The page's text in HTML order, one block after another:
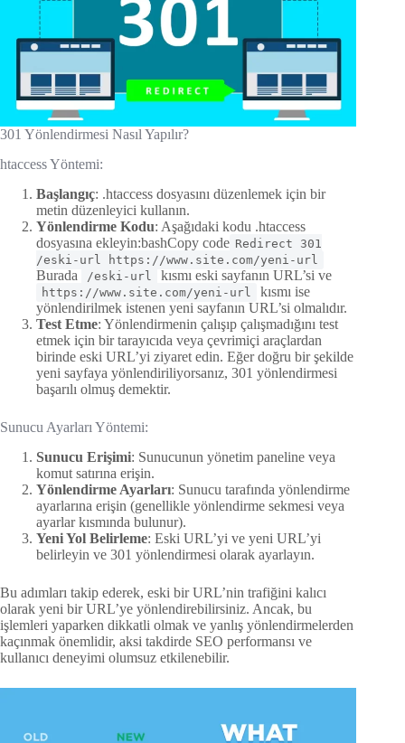
301 Yönlendirmesi Nasıl Yapılır?
htaccess Yöntemi:
Başlangıç: .htaccess dosyasını düzenlemek için bir
metin düzenleyici kullanın.
Yönlendirme Kodu: Aşağıdaki kodu .htaccess
dosyasına ekleyin:bashCopy code Redirect 301
/eski-url https://www.site.com/yeni-url
Burada /eski-url kısmı eski sayfanın URL’si ve
https://www.site.com/yeni-url
kısmı ise
yönlendirilmek istenen yeni sayfanın URL’si olmalıdır.
Test Etme: Yönlendirmenin çalışıp çalışmadığını test
etmek için bir tarayıcıda veya çevrimiçi araçlardan
birinde eski URL’yi ziyaret edin. Eğer doğru bir şekilde
yeni sayfaya yönlendiriliyorsanız, 301 yönlendirmesi
başarılı olmuş demektir.
Sunucu Ayarları Yöntemi:
Sunucu Erişimi: Sunucunun yönetim paneline veya
komut satırına erişin.
Yönlendirme Ayarları: Sunucu tarafında yönlendirme
ayarlarına erişin (genellikle yönlendirme sekmesi veya
ayarlar kısmında bulunur).
Yeni Yol Belirleme: Eski URL’yi ve yeni URL’yi
belirleyin ve 301 yönlendirmesi olarak ayarlayın.
Bu adımları takip ederek, eski bir URL’nin trafiğini kalıcı
olarak yeni bir URL’ye yönlendirebilirsiniz. Ancak, bu
işlemleri yaparken dikkatli olmak ve yanlış yönlendirmelerden
kaçınmak önemlidir, aksi takdirde SEO performansı ve
kullanıcı deneyimi olumsuz etkilenebilir.